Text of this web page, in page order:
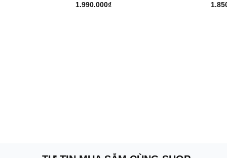
1.990.000₫